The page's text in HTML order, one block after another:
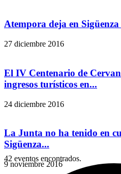
Atempora deja en
27 diciembre 2016
El IV Centenario de
ingresos turísticos en...
24 diciembre 2016
La Junta no ha tenido en
Sigüenza...
9 noviembre 2016
42 eventos encontrados.